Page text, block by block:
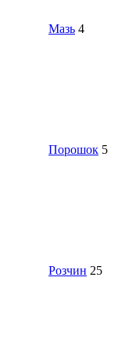
Мазь 4
Порошок 5
Розчин 25